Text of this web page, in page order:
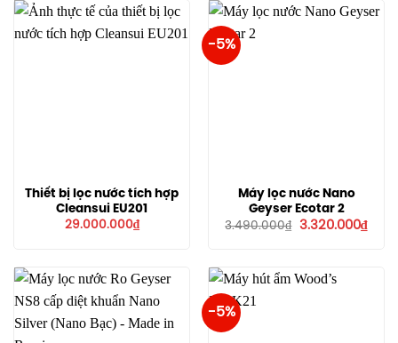
Thiết bị lọc nước tích hợp
Cleansui EU201
29.000.000₫
-5%
Máy lọc nước Nano
Geyser Ecotar 2
3.490.000₫
Giá
3.320.000₫Giá
hiện
-5%